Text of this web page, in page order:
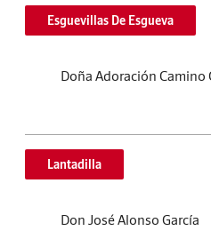
Esguevillas De Esgueva
Doña Adoración Camino
Lantadilla
Don José Alonso García